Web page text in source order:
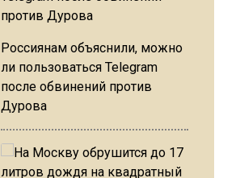
Россиянам объяснили, можно
ли пользоваться Telegram
после обвинений против
Дурова